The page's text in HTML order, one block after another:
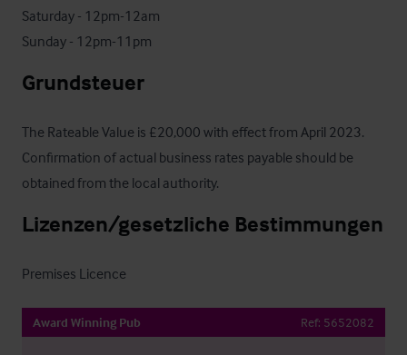
Saturday - 12pm-12am
Sunday - 12pm-11pm
Grundsteuer
The Rateable Value is £20,000 with effect from April 2023.
Confirmation of actual business rates payable should be
obtained from the local authority.
Lizenzen/gesetzliche Bestimmungen
Premises Licence
Award Winning Pub Ref: 5652082